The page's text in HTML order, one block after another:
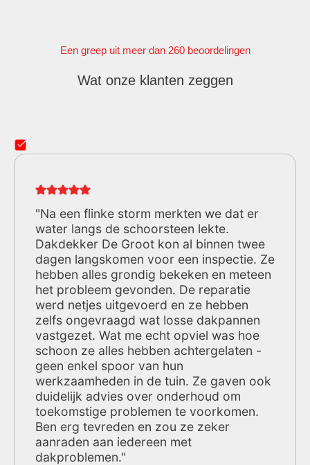
Een greep uit meer dan 260 beoordelingen
Wat onze klanten zeggen
"Na een flinke storm merkten we dat er
water langs de schoorsteen lekte.
Dakdekker De Groot kon al binnen twee
dagen langskomen voor een inspectie. Ze
hebben alles grondig bekeken en meteen
het probleem gevonden. De reparatie
werd netjes uitgevoerd en ze hebben
zelfs ongevraagd wat losse dakpannen
vastgezet. Wat me echt opviel was hoe
schoon ze alles hebben achtergelaten -
geen enkel spoor van hun
werkzaamheden in de tuin. Ze gaven ook
duidelijk advies over onderhoud om
toekomstige problemen te voorkomen.
Ben erg tevreden en zou ze zeker
aanraden aan iedereen met
dakproblemen."